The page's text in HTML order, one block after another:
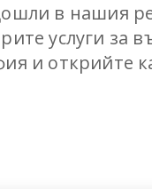
в нашия
услуги за
и открийте